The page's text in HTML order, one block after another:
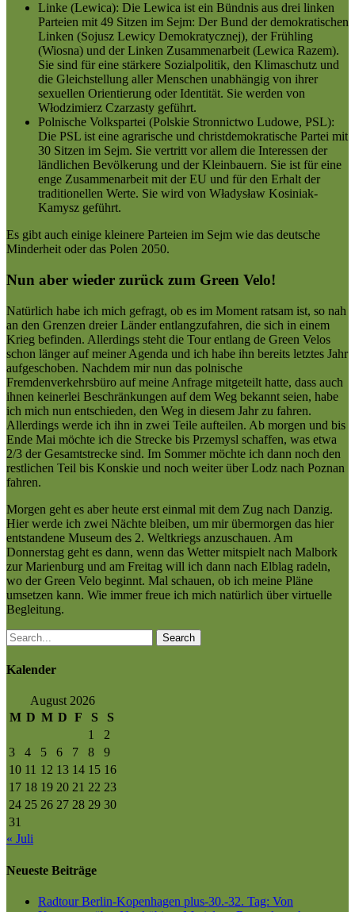
Linke (Lewica): Die Lewica ist ein Bündnis aus drei linken
Parteien mit 49 Sitzen im Sejm: Der Bund der demokratischen
Linken (Sojusz Lewicy Demokratycznej), der Frühling
(Wiosna) und der Linken Zusammenarbeit (Lewica Razem).
Sie sind für eine stärkere Sozialpolitik, den Klimaschutz und
die Gleichstellung aller Menschen unabhängig von ihrer
sexuellen Orientierung oder Identität. Sie werden von
Włodzimierz Czarzasty geführt.
Polnische Volkspartei (Polskie Stronnictwo Ludowe, PSL):
Die PSL ist eine agrarische und christdemokratische Partei mit
30 Sitzen im Sejm. Sie vertritt vor allem die Interessen der
ländlichen Bevölkerung und der Kleinbauern. Sie ist für eine
enge Zusammenarbeit mit der EU und für den Erhalt der
traditionellen Werte. Sie wird von Władysław Kosiniak-
Kamysz geführt.
Es gibt auch einige kleinere Parteien im Sejm wie das deutsche
Minderheit oder das Polen 2050.
Nun aber wieder zurück zum Green Velo!
Natürlich habe ich mich gefragt, ob es im Moment ratsam ist, so nah
an den Grenzen dreier Länder entlangzufahren, die sich in einem
Krieg befinden. Allerdings steht die Tour entlang de Green Velos
schon länger auf meiner Agenda und ich habe ihn bereits letztes Jahr
aufgeschoben. Nachdem mir nun das polnische
Fremdenverkehrsbüro auf meine Anfrage mitgeteilt hatte, dass auch
ihnen keinerlei Beschränkungen auf dem Weg bekannt seien, habe
ich mich nun entschieden, den Weg in diesem Jahr zu fahren.
Allerdings werde ich ihn in zwei Teile aufteilen. Ab morgen und bis
Ende Mai möchte ich die Strecke bis Przemysl schaffen, was etwa
2/3 der Gesamtstrecke sind. Im Sommer möchte ich dann noch den
restlichen Teil bis Konskie und noch weiter über Lodz nach Poznan
fahren.
Morgen geht es aber heute erst einmal mit dem Zug nach Danzig.
Hier werde ich zwei Nächte bleiben, um mir übermorgen das hier
entstandene Museum des 2. Weltkriegs anzuschauen. Am
Donnerstag geht es dann, wenn das Wetter mitspielt nach Malbork
zur Marienburg und am Freitag will ich dann nach Elblag radeln,
wo der Green Velo beginnt. Mal schauen, ob ich meine Pläne
umsetzen kann. Wie immer freue ich mich natürlich über virtuelle
Begleitung.
Search
Kalender
August 2026
M D M D F S
S
1
2
3
4 5 6 7 8
9
10 11 12 13 14 15 16
17 18 19 20 21 22 23
24 25 26 27 28 29 30
31
« Juli
Neueste Beiträge
Radtour Berlin-Kopenhagen plus-30.-32. Tag: Von